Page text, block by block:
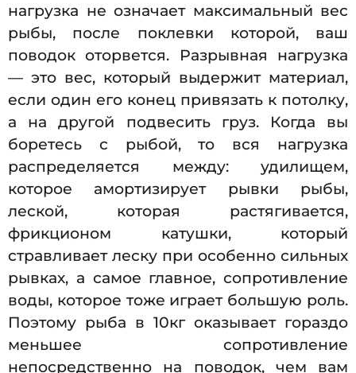
нагрузка не означает максимальный вес
рыбы, после поклевки которой, ваш
поводок оторвется. Разрывная нагрузка
— это вес, который выдержит материал,
если один его конец привязать к потолку,
а на другой подвесить груз. Когда вы
боретесь с рыбой, то вся нагрузка
распределяется между: удилищем,
которое амортизирует рывки рыбы,
леской, которая растягивается,
фрикционом катушки, который
стравливает леску при особенно сильных
рывках, а самое главное, сопротивление
воды, которое тоже играет большую роль.
Поэтому рыба в 10кг оказывает гораздо
меньшее сопротивление
непосредственно на поводок, чем вам